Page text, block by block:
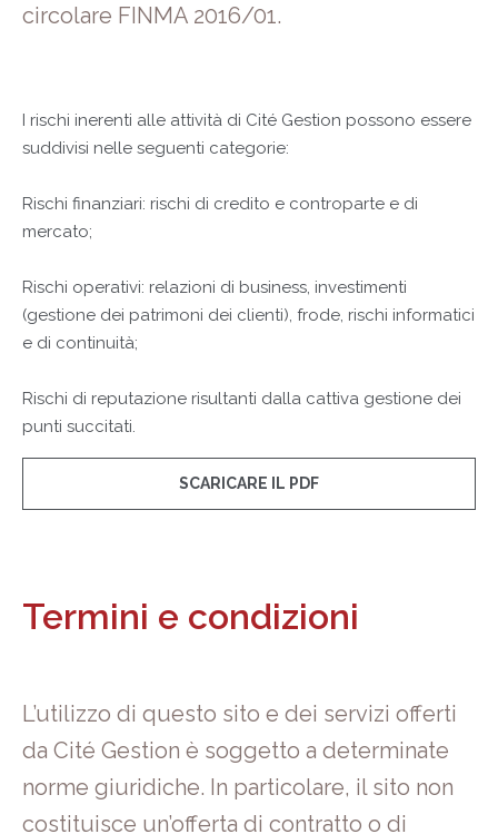
circolare FINMA 2016/01.
I rischi inerenti alle attività di Cité Gestion possono essere
suddivisi nelle seguenti categorie:
Rischi finanziari: rischi di credito e controparte e di
mercato;
Rischi operativi: relazioni di business, investimenti
(gestione dei patrimoni dei clienti), frode, rischi informatici
e di continuità;
Rischi di reputazione risultanti dalla cattiva gestione dei
punti succitati.
SCARICARE IL PDF
Termini e condizioni
L’utilizzo di questo sito e dei servizi offerti
da Cité Gestion è soggetto a determinate
norme giuridiche. In particolare, il sito non
costituisce un’offerta di contratto o di